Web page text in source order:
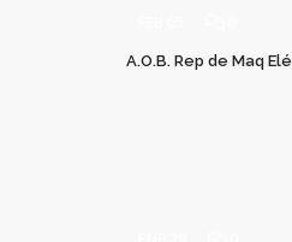
A.O.B. Rep de Maq